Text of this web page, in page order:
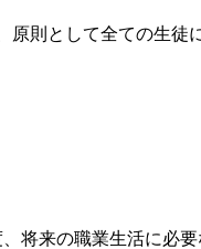
原則として全ての生徒
将来の職業生活に必